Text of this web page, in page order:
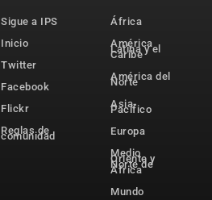
Sigue a IPS
Inicio
Twitter
Facebook
Flickr
Reglas de
comunidad
África
América
Latina y el
Caribe
América del
Norte
Asia-
Pacífico
Europa
Medio
Oriente y
Norte de
África
Mundo